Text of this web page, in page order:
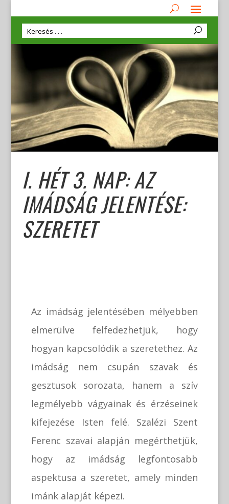
I. HÉT 3. NAP: AZ
IMÁDSÁG JELENTÉSE:
SZERETET
Az imádság jelentésében mélyebben
elmerülve felfedezhetjük, hogy
hogyan kapcsolódik a szeretethez. Az
imádság nem csupán szavak és
gesztusok sorozata, hanem a szív
legmélyebb vágyainak és érzéseinek
kifejezése Isten felé. Szalézi Szent
Ferenc szavai alapján megérthetjük,
hogy az imádság legfontosabb
aspektusa a szeretet, amely minden
imánk alapját képezi.